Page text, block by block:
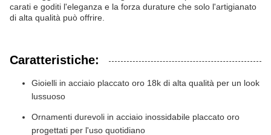
carati e goditi l'eleganza e la forza durature che solo l'artigianato
di alta qualità può offrire.
Caratteristiche:
Gioielli in acciaio placcato oro 18k di alta qualità per un look
lussuoso
Ornamenti durevoli in acciaio inossidabile placcato oro
progettati per l'uso quotidiano